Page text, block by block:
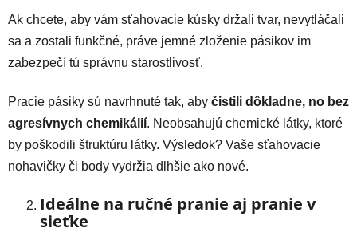
Ak chcete, aby vám sťahovacie kúsky držali tvar, nevytláčali
sa a zostali funkčné, práve jemné zloženie pásikov im
zabezpečí tú správnu starostlivosť.
Pracie pásiky sú navrhnuté tak, aby čistili dôkladne, no bez
agresívnych chemikálií. Neobsahujú chemické látky, ktoré
by poškodili štruktúru látky. Výsledok? Vaše sťahovacie
nohavičky či body vydržia dlhšie ako nové.
Ideálne na ručné pranie aj pranie v
sieťke